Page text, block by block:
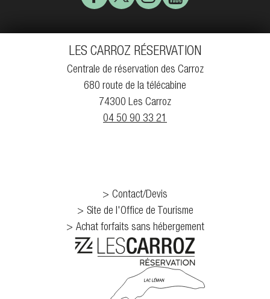
LES CARROZ RÉSERVATION
Centrale de réservation des Carroz
680 route de la télécabine
74300 Les Carroz
04 50 90 33 21
Contact/Devis
Site de l'Office de Tourisme
Achat forfaits sans hébergement